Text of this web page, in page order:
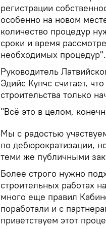
регистрации
особенно на новом
количество процедур
сроки и время
необходимых процедур".
Руководитель
Эдийс Купчс считает,
строительства только
"Всё это в целом,
Мы с радостью
по дебюрократизации,
теми же публичными
Более строго нужно
строительных работах
много еще правил
поработали и с
приветствуем этот